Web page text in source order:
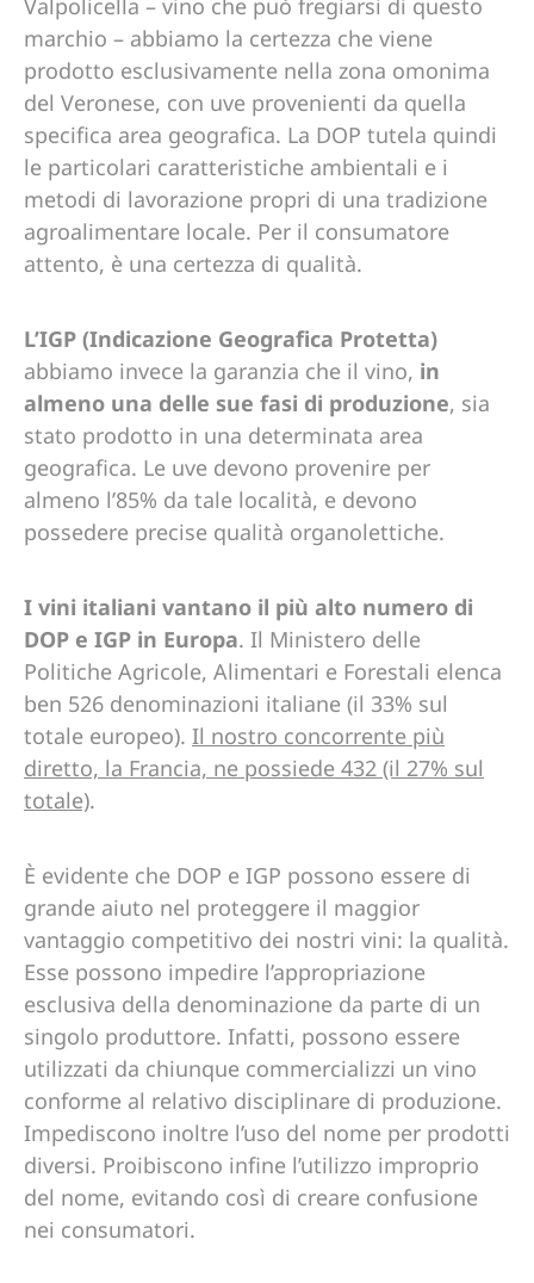
Valpolicella – vino che può fregiarsi di questo
marchio – abbiamo la certezza che viene
prodotto esclusivamente nella zona omonima
del Veronese, con uve provenienti da quella
specifica area geografica. La DOP tutela quindi
le particolari caratteristiche ambientali e i
metodi di lavorazione propri di una tradizione
agroalimentare locale. Per il consumatore
attento, è una certezza di qualità.
L’IGP (Indicazione Geografica Protetta)
abbiamo invece la garanzia che il vino, in
almeno una delle sue fasi di produzione, sia
stato prodotto in una determinata area
geografica. Le uve devono provenire per
almeno l’85% da tale località, e devono
possedere precise qualità organolettiche.
I vini italiani vantano il più alto numero di
DOP e IGP in Europa. Il Ministero delle
Politiche Agricole, Alimentari e Forestali elenca
ben 526 denominazioni italiane (il 33% sul
totale europeo). Il nostro concorrente più
diretto, la Francia, ne possiede 432 (il 27% sul
totale).
È evidente che DOP e IGP possono essere di
grande aiuto nel proteggere il maggior
vantaggio competitivo dei nostri vini: la qualità.
Esse possono impedire l’appropriazione
esclusiva della denominazione da parte di un
singolo produttore. Infatti, possono essere
utilizzati da chiunque commercializzi un vino
conforme al relativo disciplinare di produzione.
Impediscono inoltre l’uso del nome per prodotti
diversi. Proibiscono infine l’utilizzo improprio
del nome, evitando così di creare confusione
nei consumatori.